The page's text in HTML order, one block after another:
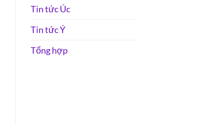
Tin tức Úc
Tin tức Ý
Tổng hợp